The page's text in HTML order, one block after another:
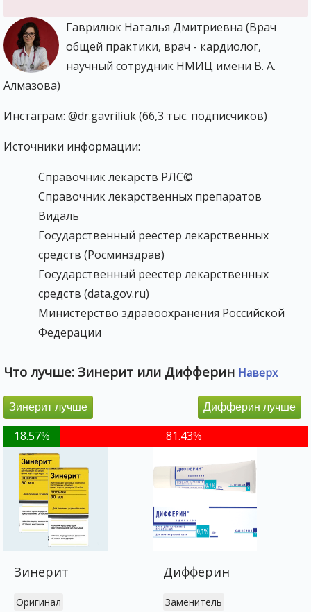
Гаврилюк Наталья Дмитриевна (Врач
общей практики, врач - кардиолог,
научный сотрудник НМИЦ имени В. А.
Алмазова)
Инстаграм: @dr.gavriliuk (66,3 тыс. подписчиков)
Источники информации:
Справочник лекарств РЛС©
Справочник лекарственных препаратов
Видаль
Государственный реестер лекарственных
средств (Росминздрав)
Государственный реестер лекарственных
средств (data.gov.ru)
Министерство здравоохранения Российской
Федерации
Что лучше: Зинерит или Дифферин Наверх
Зинерит лучше Дифферин лучше
18.57% 81.43%
Зинерит
Оригинал
Дифферин
Заменитель